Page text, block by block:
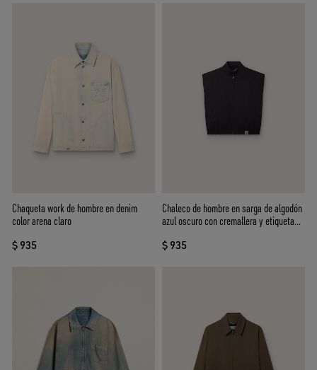
Chaqueta work de hombre en denim
color arena claro
$ 935
Chaleco de hombre en sarga de algodón
azul oscuro con cremallera y etiqueta
$ 935